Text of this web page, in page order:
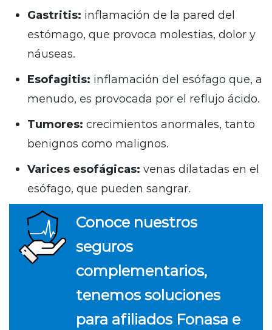
Gastritis: inflamación de la pared del
estómago, que provoca molestias, dolor y
náuseas.
Esofagitis: inflamación del esófago que, a
menudo, es provocada por el reflujo ácido.
Tumores: crecimientos anormales, tanto
benignos como malignos.
Varices esofágicas: venas dilatadas en el
esófago, que pueden sangrar.
Conoce nuestros
seguros
complementarios,
tenemos soluciones
para afiliados Fonasa e